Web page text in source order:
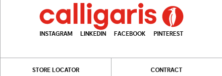
INSTAGRAM LINKEDIN FACEBOOK PINTEREST
STORE LOCATOR CONTRACT